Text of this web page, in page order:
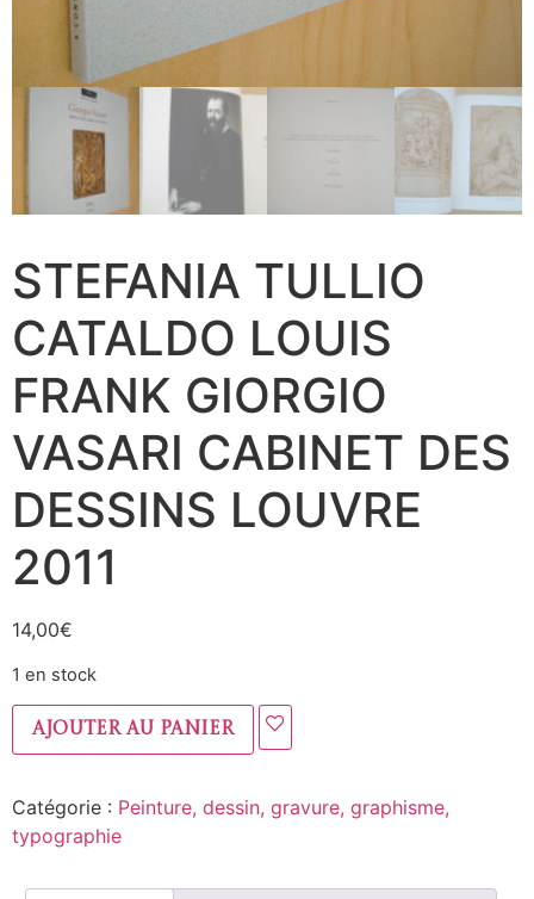
STEFANIA TULLIO
CATALDO LOUIS
FRANK GIORGIO
VASARI CABINET DES
DESSINS LOUVRE
2011
14,00€
1 en stock
Ajouter au panier
Catégorie : Peinture, dessin, gravure, graphisme,
typographie